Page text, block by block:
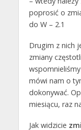
poprosić o
do W – 2.1
Drugim z nich
zmiany
mówi nam o
dokonywać.
miesiącu, raz
Jak widzicie